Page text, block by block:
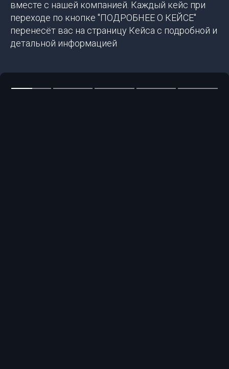
вместе с нашей компанией. Каждый кейс при
переходе по кнопке "ПОДРОБНЕЕ О КЕЙСЕ"
перенесёт вас на страницу Кейса с подробной и
детальной информацией